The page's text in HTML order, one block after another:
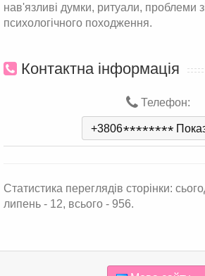
нав'язливі думки, ритуали, проблеми
психологічного походження.
Контактна інформація
Телефон:
+3806********
Статистика переглядів сторінки:
липень - 12, всього - 956.